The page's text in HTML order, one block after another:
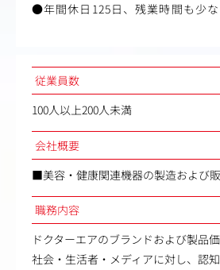
●年間休日125日、残業時間も少
従業員数
100人以上200人未満
会社概要
■美容・健康関連機器の製造および
職務内容
ドクターエアのブランドおよび製品
社会・生活者・メディアに対し、認